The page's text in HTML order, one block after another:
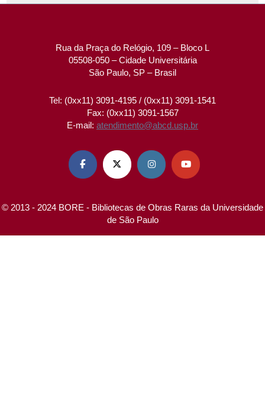
Rua da Praça do Relógio, 109 – Bloco L
05508-050 – Cidade Universitária
São Paulo, SP – Brasil
Tel: (0xx11) 3091-4195 / (0xx11) 3091-1541
Fax: (0xx11) 3091-1567
E-mail: atendimento@abcd.usp.br
   
© 2013 - 2024 BORE - Bibliotecas de Obras Raras da Universidade
de São Paulo